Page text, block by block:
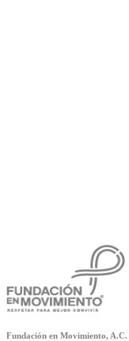
Fundación en Movimiento, A.C.